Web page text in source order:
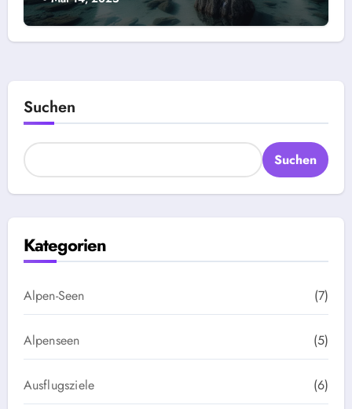
Suchen
Suchen
Kategorien
Alpen-Seen (7)
Alpenseen (5)
Ausflugsziele (6)